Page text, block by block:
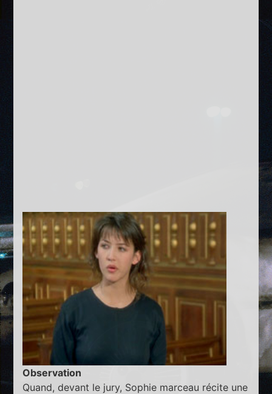
Observation
Quand, devant le jury, Sophie marceau récite une